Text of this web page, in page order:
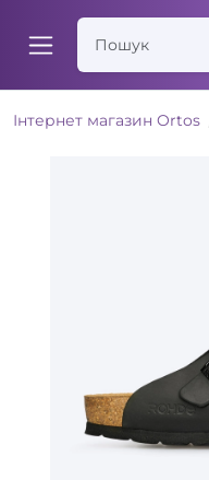
Інтернет магазин Ortos